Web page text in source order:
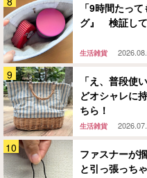
「9時間たっ
グ』 検証し
生活雑貨
「え、普段
どオシャレに
ちら！
生活雑貨
ファスナーが
と引っ張っち